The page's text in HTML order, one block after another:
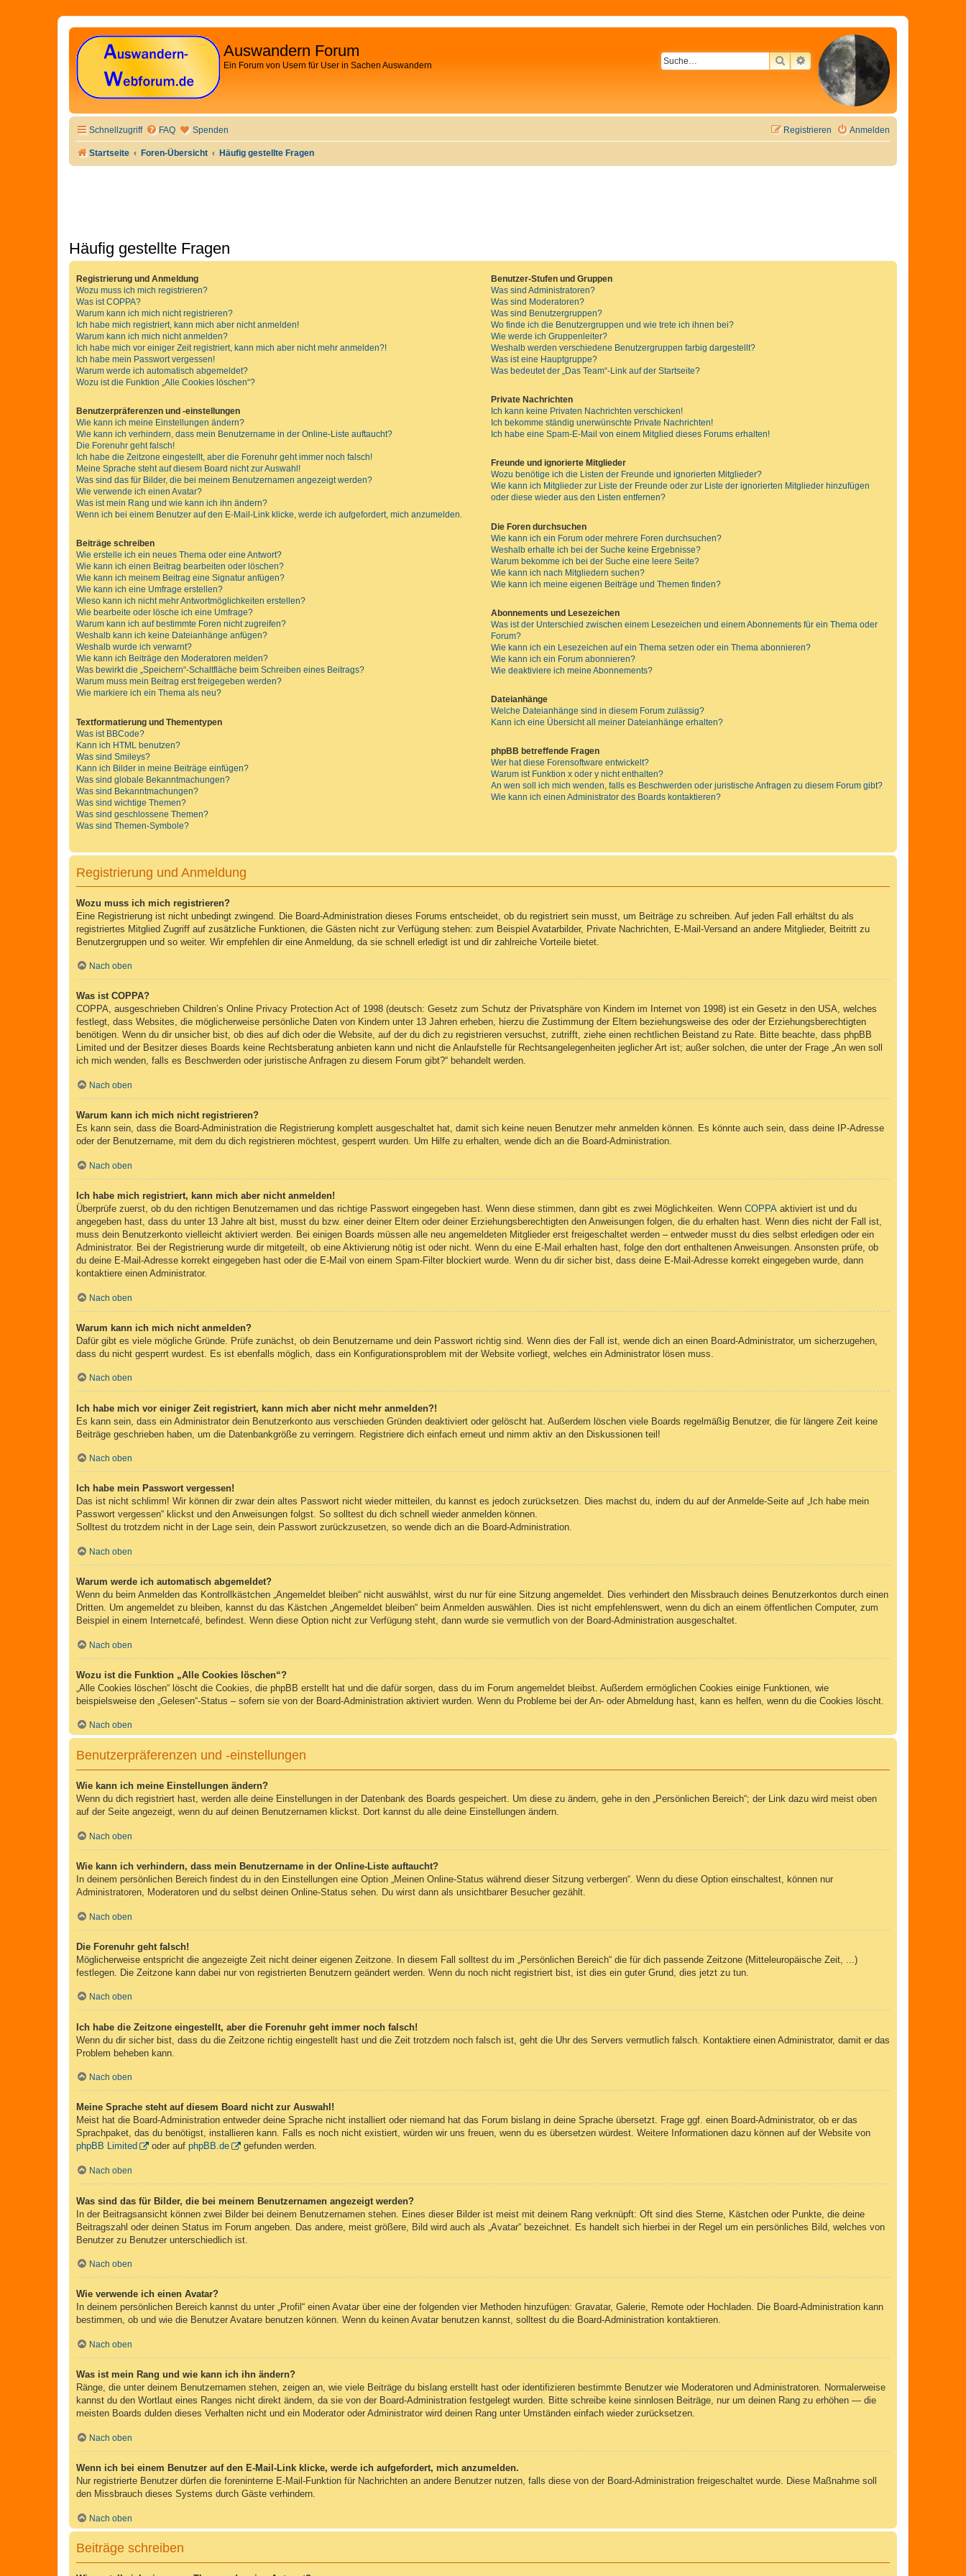
Auswandern Forum
Ein Forum von Usern für User in Sachen Auswandern SUCHEERWEITERTE SUCHE
Schnellzugriff FAQ Spenden Anmelden
Registrieren
Startseite Foren-Übersicht Häufig gestellte Fragen
Häufig gestellte Fragen
Registrierung und Anmeldung
Wozu muss ich mich registrieren?
Was ist COPPA?
Warum kann ich mich nicht registrieren?
Ich habe mich registriert, kann mich aber nicht anmelden!
Warum kann ich mich nicht anmelden?
Ich habe mich vor einiger Zeit registriert, kann mich aber nicht mehr anmelden?!
Ich habe mein Passwort vergessen!
Warum werde ich automatisch abgemeldet?
Wozu ist die Funktion „Alle Cookies löschen“?
Benutzerpräferenzen und -einstellungen
Wie kann ich meine Einstellungen ändern?
Wie kann ich verhindern, dass mein Benutzername in der Online-Liste auftaucht?
Die Forenuhr geht falsch!
Ich habe die Zeitzone eingestellt, aber die Forenuhr geht immer noch falsch!
Meine Sprache steht auf diesem Board nicht zur Auswahl!
Was sind das für Bilder, die bei meinem Benutzernamen angezeigt werden?
Wie verwende ich einen Avatar?
Was ist mein Rang und wie kann ich ihn ändern?
Wenn ich bei einem Benutzer auf den E-Mail-Link klicke, werde ich aufgefordert, mich anzumelden.
Beiträge schreiben
Wie erstelle ich ein neues Thema oder eine Antwort?
Wie kann ich einen Beitrag bearbeiten oder löschen?
Wie kann ich meinem Beitrag eine Signatur anfügen?
Wie kann ich eine Umfrage erstellen?
Wieso kann ich nicht mehr Antwortmöglichkeiten erstellen?
Wie bearbeite oder lösche ich eine Umfrage?
Warum kann ich auf bestimmte Foren nicht zugreifen?
Weshalb kann ich keine Dateianhänge anfügen?
Weshalb wurde ich verwarnt?
Wie kann ich Beiträge den Moderatoren melden?
Was bewirkt die „Speichern“-Schaltfläche beim Schreiben eines Beitrags?
Warum muss mein Beitrag erst freigegeben werden?
Wie markiere ich ein Thema als neu?
Textformatierung und Thementypen
Was ist BBCode?
Kann ich HTML benutzen?
Was sind Smileys?
Kann ich Bilder in meine Beiträge einfügen?
Was sind globale Bekanntmachungen?
Was sind Bekanntmachungen?
Was sind wichtige Themen?
Was sind geschlossene Themen?
Was sind Themen-Symbole?
Benutzer-Stufen und Gruppen
Was sind Administratoren?
Was sind Moderatoren?
Was sind Benutzergruppen?
Wo finde ich die Benutzergruppen und wie trete ich ihnen bei?
Wie werde ich Gruppenleiter?
Weshalb werden verschiedene Benutzergruppen farbig dargestellt?
Was ist eine Hauptgruppe?
Was bedeutet der „Das Team“-Link auf der Startseite?
Private Nachrichten
Ich kann keine Privaten Nachrichten verschicken!
Ich bekomme ständig unerwünschte Private Nachrichten!
Ich habe eine Spam-E-Mail von einem Mitglied dieses Forums erhalten!
Freunde und ignorierte Mitglieder
Wozu benötige ich die Listen der Freunde und ignorierten Mitglieder?
Wie kann ich Mitglieder zur Liste der Freunde oder zur Liste der ignorierten Mitglieder hinzufügen
oder diese wieder aus den Listen entfernen?
Die Foren durchsuchen
Wie kann ich ein Forum oder mehrere Foren durchsuchen?
Weshalb erhalte ich bei der Suche keine Ergebnisse?
Warum bekomme ich bei der Suche eine leere Seite?
Wie kann ich nach Mitgliedern suchen?
Wie kann ich meine eigenen Beiträge und Themen finden?
Abonnements und Lesezeichen
Was ist der Unterschied zwischen einem Lesezeichen und einem Abonnements für ein Thema oder
Forum?
Wie kann ich ein Lesezeichen auf ein Thema setzen oder ein Thema abonnieren?
Wie kann ich ein Forum abonnieren?
Wie deaktiviere ich meine Abonnements?
Dateianhänge
Welche Dateianhänge sind in diesem Forum zulässig?
Kann ich eine Übersicht all meiner Dateianhänge erhalten?
phpBB betreffende Fragen
Wer hat diese Forensoftware entwickelt?
Warum ist Funktion x oder y nicht enthalten?
An wen soll ich mich wenden, falls es Beschwerden oder juristische Anfragen zu diesem Forum gibt?
Wie kann ich einen Administrator des Boards kontaktieren?
Registrierung und Anmeldung
Wozu muss ich mich registrieren?
Eine Registrierung ist nicht unbedingt zwingend. Die Board-Administration dieses Forums entscheidet, ob du registriert sein musst, um Beiträge zu schreiben. Auf jeden Fall erhältst du als
registriertes Mitglied Zugriff auf zusätzliche Funktionen, die Gästen nicht zur Verfügung stehen: zum Beispiel Avatarbilder, Private Nachrichten, E-Mail-Versand an andere Mitglieder, Beitritt zu
Benutzergruppen und so weiter. Wir empfehlen dir eine Anmeldung, da sie schnell erledigt ist und dir zahlreiche Vorteile bietet.
Nach oben
Was ist COPPA?
COPPA, ausgeschrieben Children’s Online Privacy Protection Act of 1998 (deutsch: Gesetz zum Schutz der Privatsphäre von Kindern im Internet von 1998) ist ein Gesetz in den USA, welches
festlegt, dass Websites, die möglicherweise persönliche Daten von Kindern unter 13 Jahren erheben, hierzu die Zustimmung der Eltern beziehungsweise des oder der Erziehungsberechtigten
benötigen. Wenn du dir unsicher bist, ob dies auf dich oder die Website, auf der du dich zu registrieren versuchst, zutrifft, ziehe einen rechtlichen Beistand zu Rate. Bitte beachte, dass phpBB
Limited und der Besitzer dieses Boards keine Rechtsberatung anbieten kann und nicht die Anlaufstelle für Rechtsangelegenheiten jeglicher Art ist; außer solchen, die unter der Frage „An wen soll
ich mich wenden, falls es Beschwerden oder juristische Anfragen zu diesem Forum gibt?“ behandelt werden.
Nach oben
Warum kann ich mich nicht registrieren?
Es kann sein, dass die Board-Administration die Registrierung komplett ausgeschaltet hat, damit sich keine neuen Benutzer mehr anmelden können. Es könnte auch sein, dass deine IP-Adresse
oder der Benutzername, mit dem du dich registrieren möchtest, gesperrt wurden. Um Hilfe zu erhalten, wende dich an die Board-Administration.
Nach oben
Ich habe mich registriert, kann mich aber nicht anmelden!
Überprüfe zuerst, ob du den richtigen Benutzernamen und das richtige Passwort eingegeben hast. Wenn diese stimmen, dann gibt es zwei Möglichkeiten. Wenn COPPA aktiviert ist und du
angegeben hast, dass du unter 13 Jahre alt bist, musst du bzw. einer deiner Eltern oder deiner Erziehungsberechtigten den Anweisungen folgen, die du erhalten hast. Wenn dies nicht der Fall ist,
muss dein Benutzerkonto vielleicht aktiviert werden. Bei einigen Boards müssen alle neu angemeldeten Mitglieder erst freigeschaltet werden – entweder musst du dies selbst erledigen oder ein
Administrator. Bei der Registrierung wurde dir mitgeteilt, ob eine Aktivierung nötig ist oder nicht. Wenn du eine E-Mail erhalten hast, folge den dort enthaltenen Anweisungen. Ansonsten prüfe, ob
du deine E-Mail-Adresse korrekt eingegeben hast oder die E-Mail von einem Spam-Filter blockiert wurde. Wenn du dir sicher bist, dass deine E-Mail-Adresse korrekt eingegeben wurde, dann
kontaktiere einen Administrator.
Nach oben
Warum kann ich mich nicht anmelden?
Dafür gibt es viele mögliche Gründe. Prüfe zunächst, ob dein Benutzername und dein Passwort richtig sind. Wenn dies der Fall ist, wende dich an einen Board-Administrator, um sicherzugehen,
dass du nicht gesperrt wurdest. Es ist ebenfalls möglich, dass ein Konfigurationsproblem mit der Website vorliegt, welches ein Administrator lösen muss.
Nach oben
Ich habe mich vor einiger Zeit registriert, kann mich aber nicht mehr anmelden?!
Es kann sein, dass ein Administrator dein Benutzerkonto aus verschieden Gründen deaktiviert oder gelöscht hat. Außerdem löschen viele Boards regelmäßig Benutzer, die für längere Zeit keine
Beiträge geschrieben haben, um die Datenbankgröße zu verringern. Registriere dich einfach erneut und nimm aktiv an den Diskussionen teil!
Nach oben
Ich habe mein Passwort vergessen!
Das ist nicht schlimm! Wir können dir zwar dein altes Passwort nicht wieder mitteilen, du kannst es jedoch zurücksetzen. Dies machst du, indem du auf der Anmelde-Seite auf „Ich habe mein
Passwort vergessen“ klickst und den Anweisungen folgst. So solltest du dich schnell wieder anmelden können.
Solltest du trotzdem nicht in der Lage sein, dein Passwort zurückzusetzen, so wende dich an die Board-Administration.
Nach oben
Warum werde ich automatisch abgemeldet?
Wenn du beim Anmelden das Kontrollkästchen „Angemeldet bleiben“ nicht auswählst, wirst du nur für eine Sitzung angemeldet. Dies verhindert den Missbrauch deines Benutzerkontos durch einen
Dritten. Um angemeldet zu bleiben, kannst du das Kästchen „Angemeldet bleiben“ beim Anmelden auswählen. Dies ist nicht empfehlenswert, wenn du dich an einem öffentlichen Computer, zum
Beispiel in einem Internetcafé, befindest. Wenn diese Option nicht zur Verfügung steht, dann wurde sie vermutlich von der Board-Administration ausgeschaltet.
Nach oben
Wozu ist die Funktion „Alle Cookies löschen“?
„Alle Cookies löschen“ löscht die Cookies, die phpBB erstellt hat und die dafür sorgen, dass du im Forum angemeldet bleibst. Außerdem ermöglichen Cookies einige Funktionen, wie
beispielsweise den „Gelesen“-Status – sofern sie von der Board-Administration aktiviert wurden. Wenn du Probleme bei der An- oder Abmeldung hast, kann es helfen, wenn du die Cookies löscht.
Nach oben
Benutzerpräferenzen und -einstellungen
Wie kann ich meine Einstellungen ändern?
Wenn du dich registriert hast, werden alle deine Einstellungen in der Datenbank des Boards gespeichert. Um diese zu ändern, gehe in den „Persönlichen Bereich“; der Link dazu wird meist oben
auf der Seite angezeigt, wenn du auf deinen Benutzernamen klickst. Dort kannst du alle deine Einstellungen ändern.
Nach oben
Wie kann ich verhindern, dass mein Benutzername in der Online-Liste auftaucht?
In deinem persönlichen Bereich findest du in den Einstellungen eine Option „Meinen Online-Status während dieser Sitzung verbergen“. Wenn du diese Option einschaltest, können nur
Administratoren, Moderatoren und du selbst deinen Online-Status sehen. Du wirst dann als unsichtbarer Besucher gezählt.
Nach oben
Die Forenuhr geht falsch!
Möglicherweise entspricht die angezeigte Zeit nicht deiner eigenen Zeitzone. In diesem Fall solltest du im „Persönlichen Bereich“ die für dich passende Zeitzone (Mitteleuropäische Zeit, ...)
festlegen. Die Zeitzone kann dabei nur von registrierten Benutzern geändert werden. Wenn du noch nicht registriert bist, ist dies ein guter Grund, dies jetzt zu tun.
Nach oben
Ich habe die Zeitzone eingestellt, aber die Forenuhr geht immer noch falsch!
Wenn du dir sicher bist, dass du die Zeitzone richtig eingestellt hast und die Zeit trotzdem noch falsch ist, geht die Uhr des Servers vermutlich falsch. Kontaktiere einen Administrator, damit er das
Problem beheben kann.
Nach oben
Meine Sprache steht auf diesem Board nicht zur Auswahl!
Meist hat die Board-Administration entweder deine Sprache nicht installiert oder niemand hat das Forum bislang in deine Sprache übersetzt. Frage ggf. einen Board-Administrator, ob er das
Sprachpaket, das du benötigst, installieren kann. Falls es noch nicht existiert, würden wir uns freuen, wenn du es übersetzen würdest. Weitere Informationen dazu können auf der Website von
phpBB Limited
oder auf phpBB.de gefunden werden.
Nach oben
Was sind das für Bilder, die bei meinem Benutzernamen angezeigt werden?
In der Beitragsansicht können zwei Bilder bei deinem Benutzernamen stehen. Eines dieser Bilder ist meist mit deinem Rang verknüpft: Oft sind dies Sterne, Kästchen oder Punkte, die deine
Beitragszahl oder deinen Status im Forum angeben. Das andere, meist größere, Bild wird auch als „Avatar“ bezeichnet. Es handelt sich hierbei in der Regel um ein persönliches Bild, welches von
Benutzer zu Benutzer unterschiedlich ist.
Nach oben
Wie verwende ich einen Avatar?
In deinem persönlichen Bereich kannst du unter „Profil“ einen Avatar über eine der folgenden vier Methoden hinzufügen: Gravatar, Galerie, Remote oder Hochladen. Die Board-Administration kann
bestimmen, ob und wie die Benutzer Avatare benutzen können. Wenn du keinen Avatar benutzen kannst, solltest du die Board-Administration kontaktieren.
Nach oben
Was ist mein Rang und wie kann ich ihn ändern?
Ränge, die unter deinem Benutzernamen stehen, zeigen an, wie viele Beiträge du bislang erstellt hast oder identifizieren bestimmte Benutzer wie Moderatoren und Administratoren. Normalerweise
kannst du den Wortlaut eines Ranges nicht direkt ändern, da sie von der Board-Administration festgelegt wurden. Bitte schreibe keine sinnlosen Beiträge, nur um deinen Rang zu erhöhen — die
meisten Boards dulden dieses Verhalten nicht und ein Moderator oder Administrator wird deinen Rang unter Umständen einfach wieder zurücksetzen.
Nach oben
Wenn ich bei einem Benutzer auf den E-Mail-Link klicke, werde ich aufgefordert, mich anzumelden.
Nur registrierte Benutzer dürfen die foreninterne E-Mail-Funktion für Nachrichten an andere Benutzer nutzen, falls diese von der Board-Administration freigeschaltet wurde. Diese Maßnahme soll
den Missbrauch dieses Systems durch Gäste verhindern.
Nach oben
Beiträge schreiben